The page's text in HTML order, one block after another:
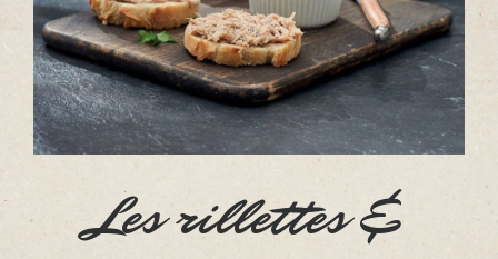
Les rillettes &